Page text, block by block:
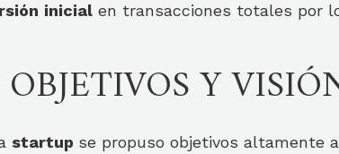
inicial en transacciones totales por
Y
startup se propuso objetivos altamente